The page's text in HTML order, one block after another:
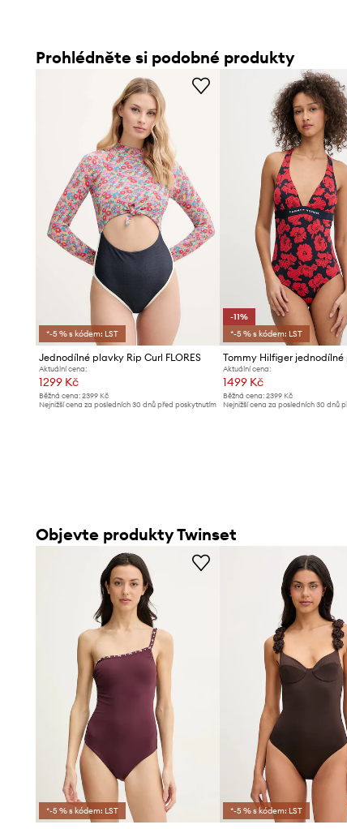
Prohlédněte si podobné produkty
*-5 % s kódem: LST
Jednodílné plavky Rip Curl FLORES
Aktuální cena:
1299 Kč
Běžná cena: 2399 Kč
Nejnižší cena za posledních 30 dnů před poskytnutím
-11%
*-5 % s kódem: LST
Aktuální cena:
1499 Kč
Běžná cena:2399 Kč
Nejnižší cena za posledních 30 dnů
Objevte produkty Twinset
*-5 % s kódem: LST *-5 % s kódem: LST